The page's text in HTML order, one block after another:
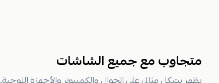
متجاوب مع جميع الشاشات